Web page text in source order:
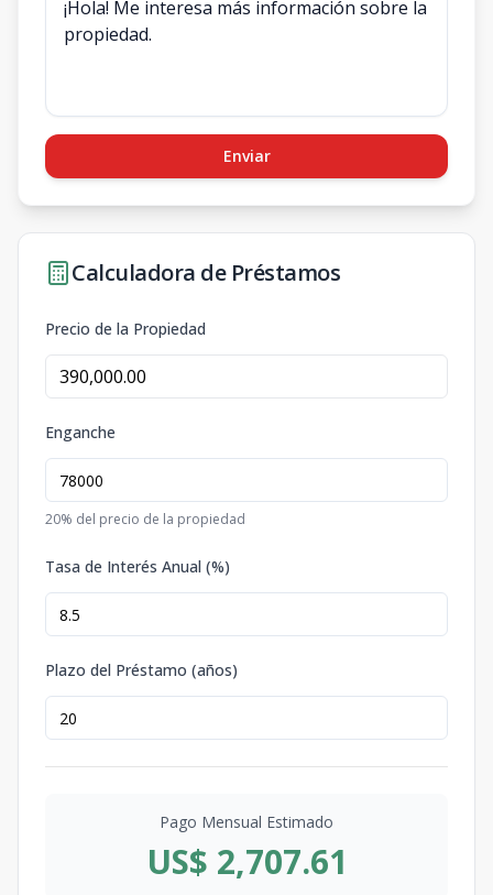
Enviar
Calculadora de Préstamos
Precio de la Propiedad
Enganche
20% del precio de la propiedad
Tasa de Interés Anual (%)
Plazo del Préstamo (años)
Pago Mensual Estimado
US$ 2,707.61